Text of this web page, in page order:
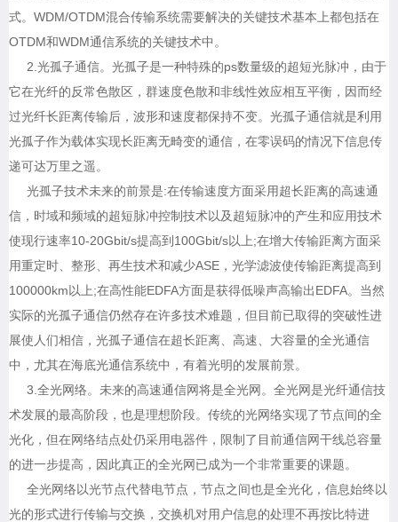
式。WDM/OTDM混合传输系统需要解决的关键技术基本上都包括在
OTDM和WDM通信系统的关键技术中。
2.光孤子通信。光孤子是一种特殊的ps数量级的超短光脉冲，由于
它在光纤的反常色散区，群速度色散和非线性效应相互平衡，因而经
过光纤长距离传输后，波形和速度都保持不变。光孤子通信就是利用
光孤子作为载体实现长距离无畸变的通信，在零误码的情况下信息传
递可达万里之遥。
光孤子技术未来的前景是:在传输速度方面采用超长距离的高速通
信，时域和频域的超短脉冲控制技术以及超短脉冲的产生和应用技术
使现行速率10-20Gbit/s提高到100Gbit/s以上;在增大传输距离方面采
用重定时、整形、再生技术和减少ASE，光学滤波使传输距离提高到
100000km以上;在高性能EDFA方面是获得低噪声高输出EDFA。当然
实际的光孤子通信仍然存在许多技术难题，但目前已取得的突破性进
展使人们相信，光孤子通信在超长距离、高速、大容量的全光通信
中，尤其在海底光通信系统中，有着光明的发展前景。
3.全光网络。未来的高速通信网将是全光网。全光网是光纤通信技
术发展的最高阶段，也是理想阶段。传统的光网络实现了节点间的全
光化，但在网络结点处仍采用电器件，限制了目前通信网干线总容量
的进一步提高，因此真正的全光网已成为一个非常重要的课题。
全光网络以光节点代替电节点，节点之间也是全光化，信息始终以
光的形式进行传输与交换，交换机对用户信息的处理不再按比特进